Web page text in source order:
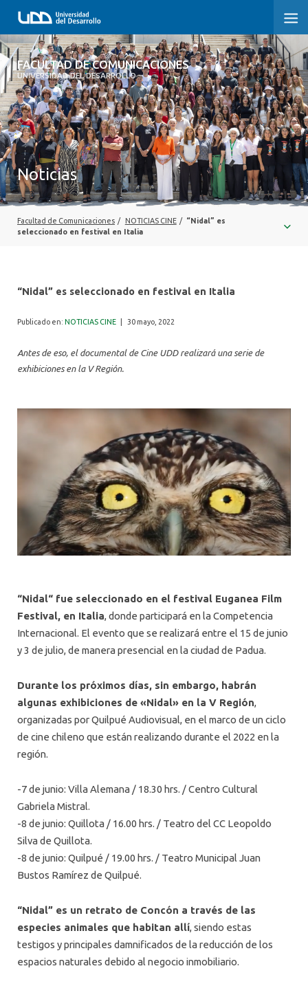
FACULTAD DE COMUNICACIONES
UNIVERSIDAD DEL DESARROLLO
FACULTAD DE COMUNICACIONES
INICIO
SOBRE LA FACULTAD
CARRERAS
POSTGRADOS Y EDUCACIÓN CONTINUA
INVESTIGACIÓN
Noticias
Facultad de Comunicaciones / NOTICIAS CINE / “Nidal” es
seleccionado en festival en Italia
“Nidal” es seleccionado en festival en Italia
Publicado en: NOTICIAS CINE 30 mayo, 2022
Antes de eso, el documental de Cine UDD realizará una serie de
exhibiciones en la V Región.
“Nidal“ fue seleccionado en el festival Euganea Film
Festival, en Italia, donde participará en la Competencia
Internacional. El evento que se realizará entre el 15 de junio
y 3 de julio, de manera presencial en la ciudad de Padua.
Durante los próximos días, sin embargo, habrán
algunas exhibiciones de «Nidal» en la V Región,
organizadas por Quilpué Audiovisual, en el marco de un ciclo
de cine chileno que están realizando durante el 2022 en la
región.
-7 de junio: Villa Alemana / 18.30 hrs. / Centro Cultural
Gabriela Mistral.
-8 de junio: Quillota / 16.00 hrs. / Teatro del CC Leopoldo
Silva de Quillota.
-8 de junio: Quilpué / 19.00 hrs. / Teatro Municipal Juan
Bustos Ramírez de Quilpué.
“Nidal” es un retrato de Concón a través de las
especies animales que habitan allí, siendo estas
testigos y principales damnificados de la reducción de los
espacios naturales debido al negocio inmobiliario.